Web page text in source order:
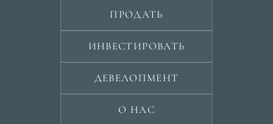
ПРОДАТЬ
ИНВЕСТИРОВАТЬ
ДЕВЕЛОПМЕНТ
О НАС